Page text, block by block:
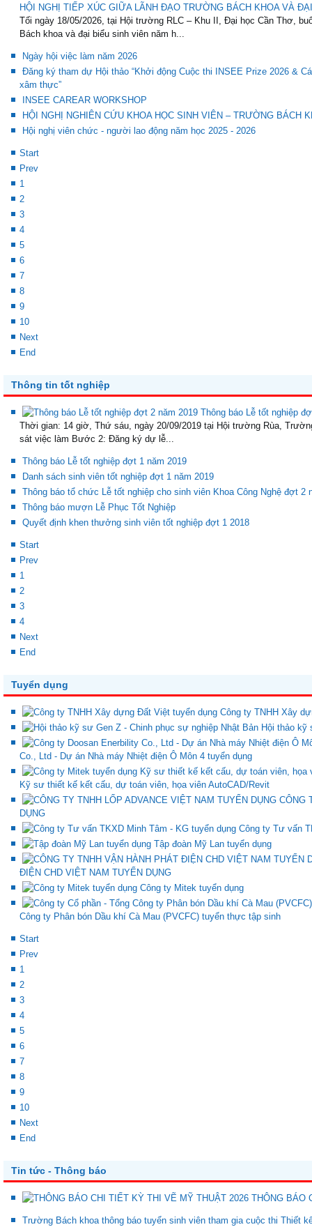
HỘI NGHỊ TIẾP XÚC GIỮA LÃNH ĐẠO TRƯỜNG BÁCH KHOA VÀ
Tối ngày 18/05/2026, tại Hội trường RLC – Khu II, Đại học Cần Thơ,
Bách khoa và đại biểu sinh viên năm h...
Ngày hội việc làm năm 2026
Đăng ký tham dự Hội thảo “Khởi động Cuộc thi INSEE Prize 2026 &
xâm thực”
INSEE CAREAR WORKSHOP
HỘI NGHỊ NGHIÊN CỨU KHOA HỌC SINH VIÊN – TRƯỜNG BÁCH
Hội nghị viên chức - người lao động năm học 2025 - 2026
Start
Prev
1
2
3
4
5
6
7
8
9
10
Next
End
Thông tin tốt nghiệp
Thông báo Lễ tốt nghiệp
Thời gian: 14 giờ, Thứ sáu, ngày 20/09/2019 tại Hội trường Rùa,
sát việc làm Bước 2: Đăng ký dự lễ...
Thông báo Lễ tốt nghiệp đợt 1 năm 2019
Danh sách sinh viên tốt nghiệp đợt 1 năm 2019
Thông báo tổ chức Lễ tốt nghiệp cho sinh viên Khoa Công Nghệ đợt 2
Thông báo mượn Lễ Phục Tốt Nghiệp
Quyết định khen thưởng sinh viên tốt nghiệp đợt 1 2018
Start
Prev
1
2
3
4
Next
End
Tuyển dụng
Công ty TNHH Xây
Hội thảo kỹ
Co., Ltd - Dự án Nhà máy Nhiệt điện Ô Môn 4 tuyển dụng
Kỹ sư thiết kế kết cấu, dự toán viên, họa viên AutoCAD/Revit
CÔNG
DỤNG
Công ty Tư vấn
Tập đoàn Mỹ Lan tuyển dụng
ĐIỆN CHD VIỆT NAM TUYỂN DỤNG
Công ty Mitek tuyển dụng
Công ty Phân bón Dầu khí Cà Mau (PVCFC) tuyển thực tập sinh
Start
Prev
1
2
3
4
5
6
7
8
9
10
Next
End
Tin tức - Thông báo
THÔNG BÁO
Trường Bách khoa thông báo tuyển sinh viên tham gia cuộc thi Thiết